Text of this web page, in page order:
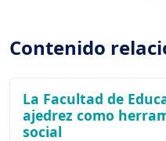
Contenido
La Facultad de
ajedrez como
social